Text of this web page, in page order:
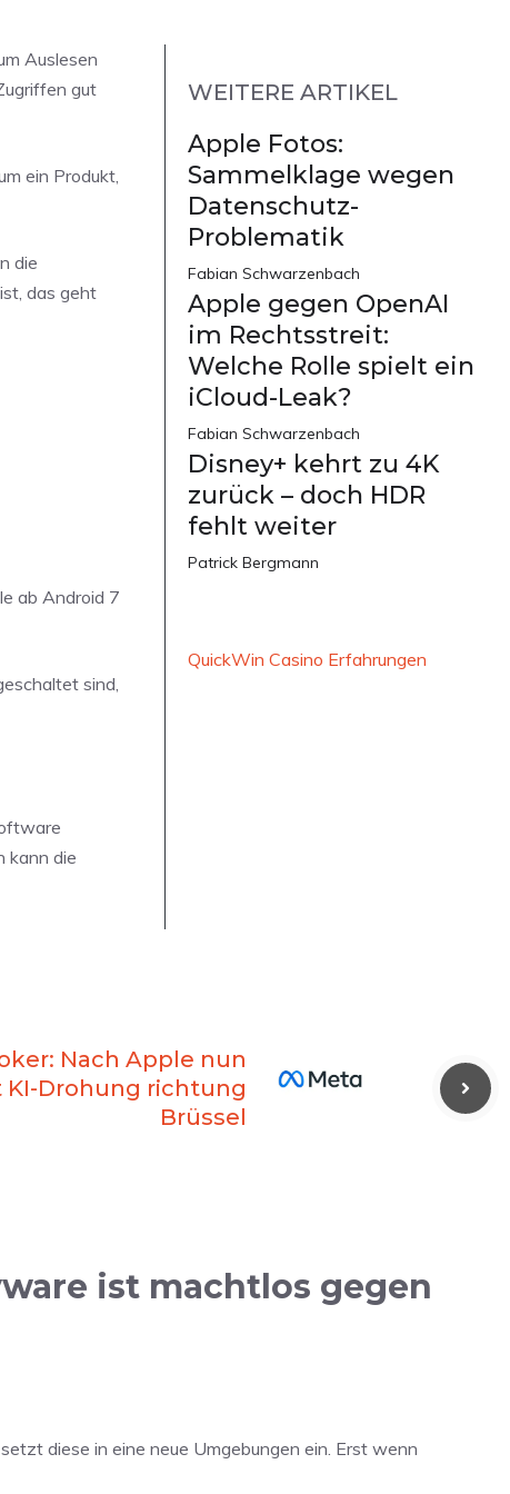
Auslesen
gut
ein Produkt,
die
das geht
ab Android 7
sind,
kann die
WEITERE ARTIKEL
Apple Fotos:
Sammelklage wegen
Datenschutz-
Problematik
Fabian Schwarzenbach
Apple gegen OpenAI
im Rechtsstreit:
Welche Rolle spielt ein
iCloud-Leak?
Fabian Schwarzenbach
Disney+ kehrt zu 4K
zurück – doch HDR
fehlt weiter
Patrick Bergmann
QuickWin Casino Erfahrungen
Nach Apple nun
Drohung richtung
Brüssel
ist machtlos gegen
diese in eine neue Umgebungen ein. Erst wenn